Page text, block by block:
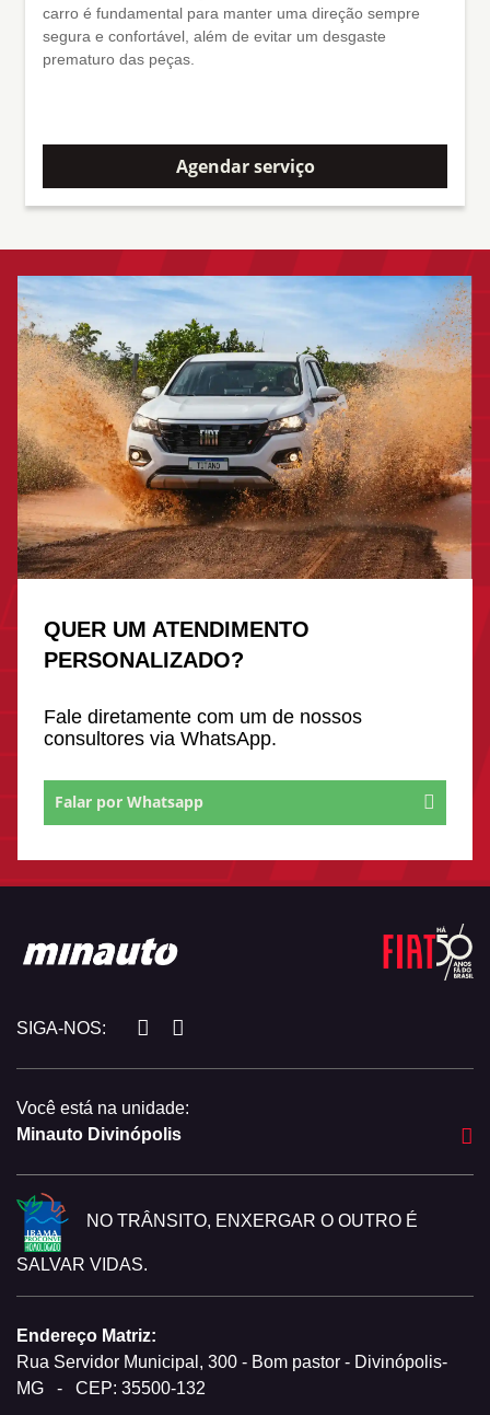
carro é fundamental para manter uma direção sempre
segura e confortável, além de evitar um desgaste
prematuro das peças.
Agendar serviço
QUER UM ATENDIMENTO
PERSONALIZADO?
Fale diretamente com um de nossos
consultores via WhatsApp.
Falar por Whatsapp
SIGA-NOS:
Você está na unidade:
Minauto Divinópolis
NO TRÂNSITO, ENXERGAR O OUTRO É
SALVAR VIDAS.
Endereço Matriz:
Rua Servidor Municipal, 300 - Bom pastor - Divinópolis-
MG
- CEP: 35500-132